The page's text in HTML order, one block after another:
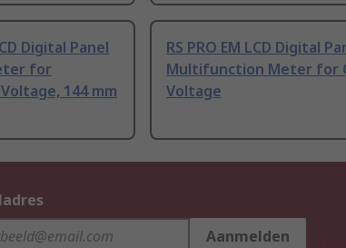
Digital Panel
for
144 mm
RS PRO EM LCD Digital
Multifunction Meter for
Voltage
Aanmelden